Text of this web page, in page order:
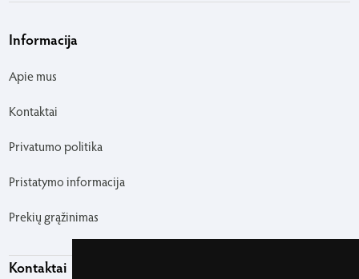
Informacija
Apie mus
Kontaktai
Privatumo politika
Pristatymo informacija
Prekių grąžinimas
Kontaktai